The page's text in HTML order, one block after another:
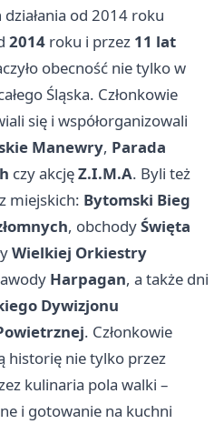
od 2014 roku
2014 roku i przez 11 lat
obecność nie tylko w
Śląska. Członkowie
się i współorganizowali
Manewry, Parada
czy akcjęZ.I.M.A. Byli też
miejskich: Bytomski Bieg
, obchodyŚwięta
Wielkiej Orkiestry
Harpagan, a także dni
Dywizjonu
. Członkowie
historię nie tylko przez
kulinaria pola walki –
i gotowanie na kuchni